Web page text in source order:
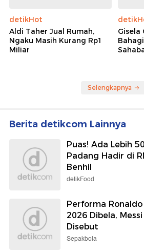
detikHot
Aldi Taher Jual Rumah,
Ngaku Masih Kurang Rp1
Miliar
Gisela
Selengkapnya
Berita detikcom Lainnya
Puas! Ada Lebih
Padang Hadir di
Benhil
detikFood
Performa
2026 Dibela,
Disebut
Sepakbola